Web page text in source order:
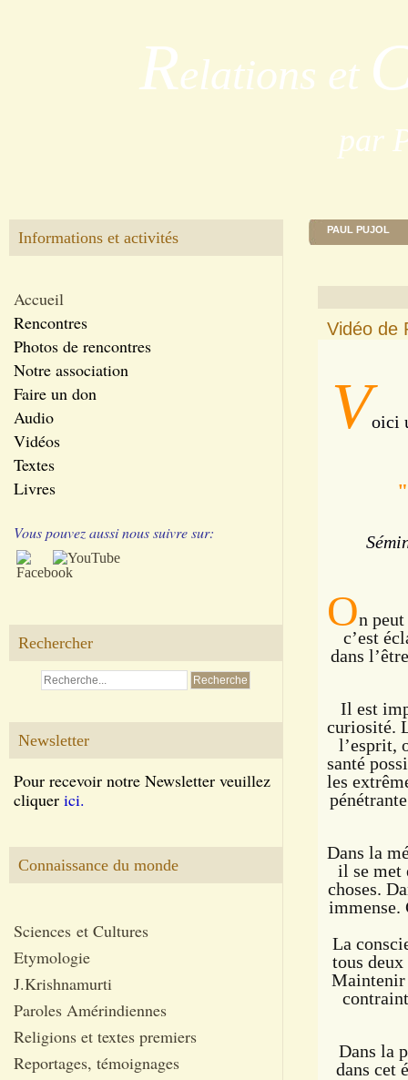
Relations et
par
Informations et activités
Accueil
Rencontres
Photos de rencontres
Notre association
Faire un don
Audio
Vidéos
Textes
Livres
Vous pouvez aussi nous suivre sur:
Rechercher
Newsletter
Pour recevoir notre Newsletter veuillez
cliquer ici.
Connaissance du monde
Sciences et Cultures
Etymologie
J.Krishnamurti
Paroles Amérindiennes
Religions et textes premiers
Reportages, témoignages
PAUL PUJOL
Vidéo de
Voici
On
c’est
dans
Il est
curiosité.
l’esprit,
santé
les
Dans la
il se met
choses.
immense.
La
tous
Maintenir
Dans la
dans cet